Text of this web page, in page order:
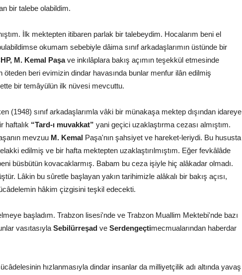
bir talebe olabildim.
İlk mektepten itibaren parlak bir talebeydim. Hocalarım beni el
okumam sebebiyle dâima sınıf arkadaşlarımın üstünde bir
M. Kemal Paşave inkılâplara bakış açımın teşekkül etmesinde
beri evimizin dindar havasında bunlar menfur ilân edilmiş
bir temâyülün ilk nüvesi mevcuttu.
(1948) sınıf arkadaşlarımla vâki bir münakaşa mektep dışından idareye
haftalık “Tard-ı muvakkat” yani geçici uzaklaştırma cezası almıştım.
mevzuu M. Kemal Paşa'nın şahsiyet ve hareket-leriydi. Bu hususta
edilmiş ve bir hafta mektepten uzaklaştırılmıştım. Eğer fevkâlâde
büsbütün kovacaklarmış. Babam bu ceza işiyle hiç alâkadar olmadı.
Lâkin bu sûretle başlayan yakın tarihimizle alâkalı bir bakış açısı,
hâkim çizgisini teşkil edecekti.
başladım. Trabzon lisesi'nde ve Trabzon Muallim Mektebi'nde bazı
vasıtasıyla Sebilürreşad ve Serdengeçtimecmualarından haberdar
hızlanmasıyla dindar insanlar da milliyetçilik adı altında yavaş